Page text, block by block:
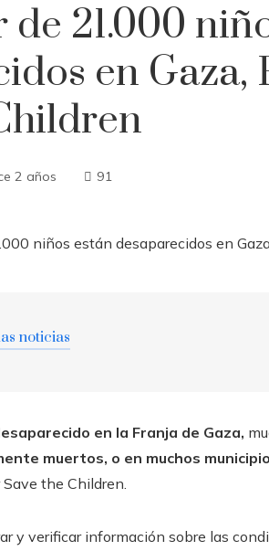
21.000
en Gaza,
2 años 91
noticias
en la Franja de Gaza,
muertos, o en muchos
the Children.
y verificar información sobre las